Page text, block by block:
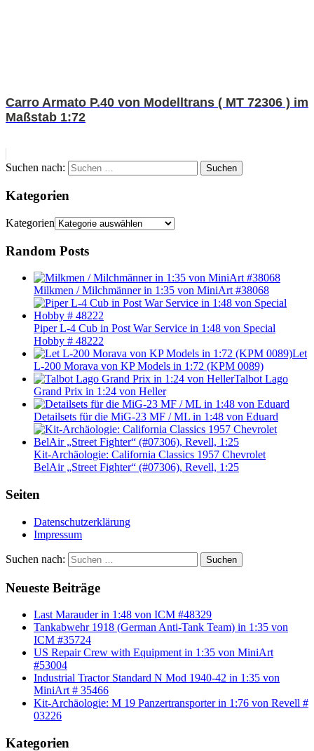
Carro Armato P.40 von Modelltrans ( MT 72306 ) im
Maßstab 1:72
Suchen nach: Suchen
Kategorien
Kategorien
Random Posts
Milkmen / Milchmänner in 1:35 von MiniArt #38068
Piper L-4 Cub in Post War Service in 1:48 von Special
Hobby # 48222
Let
L-200 Morava von KP Models in 1:72 (KPM 0089)
Talbot Lago
Grand Prix in 1:24 von Heller
Detailsets für die MiG-23 MF / ML in 1:48 von Eduard
Kit-Archäologie: California Classics 1957 Chevrolet
BelAir „Street Fighter“ (#07306), Revell, 1:25
Seiten
Datenschutzerklärung
Impressum
Suchen nach: Suchen
Neueste Beiträge
Last Marauder in 1:48 von ICM #48329
Tankabwehr 1918 (German Anti-Tank Team) in 1:35 von
ICM #35724
US Repair Crew with Equipment in 1:35 von MiniArt
#53004
Industrial Tractor Standard N Mod 1940-42 in 1:35 von
MiniArt # 35466
Kit-Archäologie: M 19 Panzertransporter in 1:76 von Revell #
03226
Kategorien